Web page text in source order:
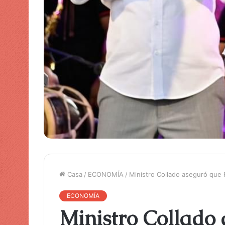
Casa / ECONOMÍA / Ministro Collado aseguró que
ECONOMÍA
Ministro Collado